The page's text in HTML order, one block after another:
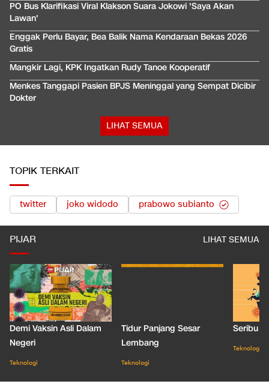
PO Bus Klarifikasi Viral Klakson Suara Jokowi 'Saya Akan
Lawan'
Enggak Perlu Bayar, Bea Balik Nama Kendaraan Bekas 2026
Gratis
Mangkir Lagi, KPK Ingatkan Rudy Tanoe Kooperatif
Menkes Tanggapi Pasien BPJS Meninggal yang Sempat Dicibir
Dokter
LIHAT SEMUA
TOPIK TERKAIT
twitter joko widodo prabowo subianto
PIJAR LIHAT SEMUA
Demi Vaksin Asli Dalam
Negeri
Teknologi
Tidur Panjang Sesar
Lembang
Teknologi
Seribu
Teknologi